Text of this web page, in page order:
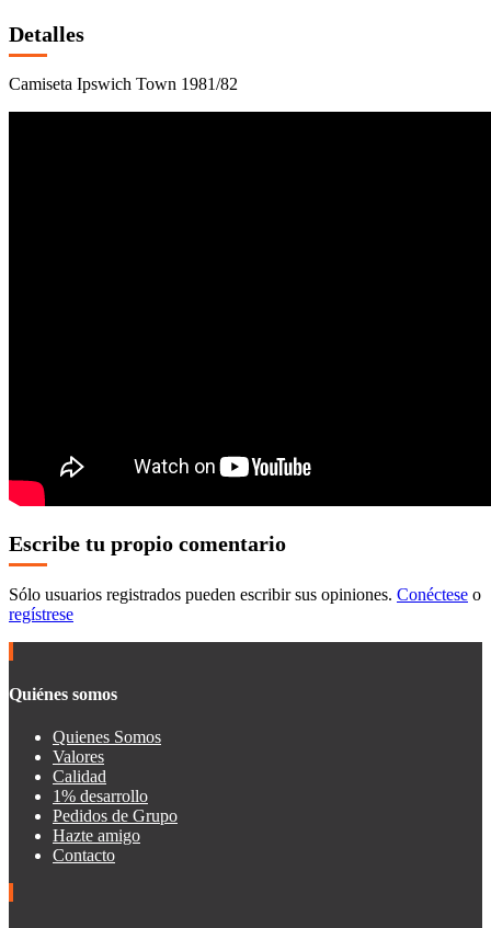
Detalles
Camiseta Ipswich Town 1981/82
Escribe tu propio comentario
Sólo usuarios registrados pueden escribir sus opiniones. Conéctese o
regístrese
Quiénes somos
Quienes Somos
Valores
Calidad
1% desarrollo
Pedidos de Grupo
Hazte amigo
Contacto